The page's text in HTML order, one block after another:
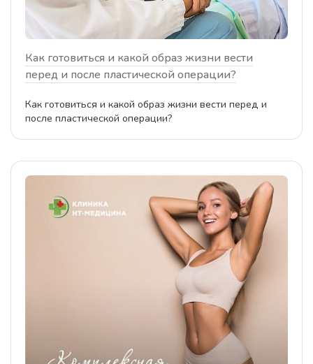
Как готовиться и какой образ жизни вести
перед и после пластической операции?
Как готовиться и какой образ жизни вести перед и
после пластической операции?